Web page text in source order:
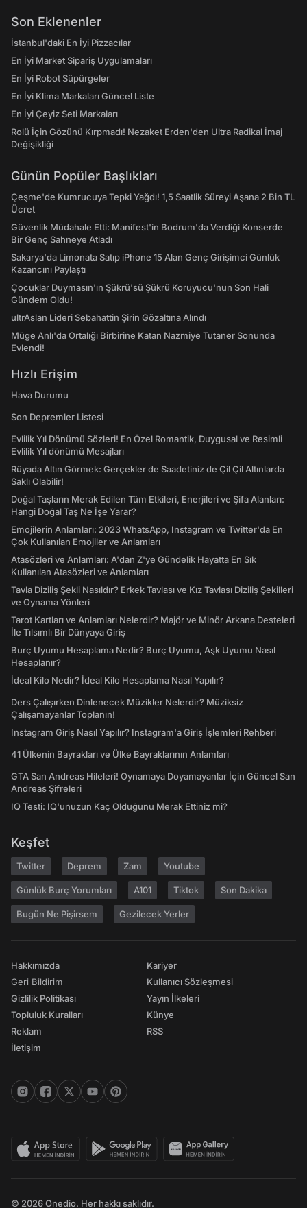
Son Eklenenler
İstanbul'daki En İyi Pizzacılar
En İyi Market Sipariş Uygulamaları
En İyi Robot Süpürgeler
En İyi Klima Markaları Güncel Liste
En İyi Çeyiz Seti Markaları
Rolü İçin Gözünü Kırpmadı! Nezaket Erden'den Ultra Radikal İmaj
Değişikliği
Günün Popüler Başlıkları
Çeşme'de Kumrucuya Tepki Yağdı! 1,5 Saatlik Süreyi Aşana 2 Bin TL
Ücret
Güvenlik Müdahale Etti: Manifest'in Bodrum'da Verdiği Konserde
Bir Genç Sahneye Atladı
Sakarya'da Limonata Satıp iPhone 15 Alan Genç Girişimci Günlük
Kazancını Paylaştı
Çocuklar Duymasın'ın Şükrü'sü Şükrü Koruyucu'nun Son Hali
Gündem Oldu!
ultrAslan Lideri Sebahattin Şirin Gözaltına Alındı
Müge Anlı'da Ortalığı Birbirine Katan Nazmiye Tutaner Sonunda
Evlendi!
Hızlı Erişim
Hava Durumu
Son Depremler Listesi
Evlilik Yıl Dönümü Sözleri! En Özel Romantik, Duygusal ve Resimli
Evlilik Yıl dönümü Mesajları
Rüyada Altın Görmek: Gerçekler de Saadetiniz de Çil Çil Altınlarda
Saklı Olabilir!
Doğal Taşların Merak Edilen Tüm Etkileri, Enerjileri ve Şifa Alanları:
Hangi Doğal Taş Ne İşe Yarar?
Emojilerin Anlamları: 2023 WhatsApp, Instagram ve Twitter'da En
Çok Kullanılan Emojiler ve Anlamları
Atasözleri ve Anlamları: A'dan Z'ye Gündelik Hayatta En Sık
Kullanılan Atasözleri ve Anlamları
Tavla Diziliş Şekli Nasıldır? Erkek Tavlası ve Kız Tavlası Diziliş Şekilleri
ve Oynama Yönleri
Tarot Kartları ve Anlamları Nelerdir? Majör ve Minör Arkana Desteleri
İle Tılsımlı Bir Dünyaya Giriş
Burç Uyumu Hesaplama Nedir? Burç Uyumu, Aşk Uyumu Nasıl
Hesaplanır?
İdeal Kilo Nedir? İdeal Kilo Hesaplama Nasıl Yapılır?
Ders Çalışırken Dinlenecek Müzikler Nelerdir? Müziksiz
Çalışamayanlar Toplanın!
Instagram Giriş Nasıl Yapılır? Instagram'a Giriş İşlemleri Rehberi
41 Ülkenin Bayrakları ve Ülke Bayraklarının Anlamları
GTA San Andreas Hileleri! Oynamaya Doyamayanlar İçin Güncel San
Andreas Şifreleri
IQ Testi: IQ'unuzun Kaç Olduğunu Merak Ettiniz mi?
Keşfet
Twitter Deprem Zam Youtube
Günlük Burç Yorumları A101 Tiktok Son Dakika
Bugün Ne Pişirsem Gezilecek Yerler
Hakkımızda
Geri Bildirim
Gizlilik Politikası
Topluluk Kuralları
Reklam
İletişim
Kariyer
Kullanıcı Sözleşmesi
Yayın İlkeleri
Künye
RSS
© 2026 Onedio. Her hakkı saklıdır.